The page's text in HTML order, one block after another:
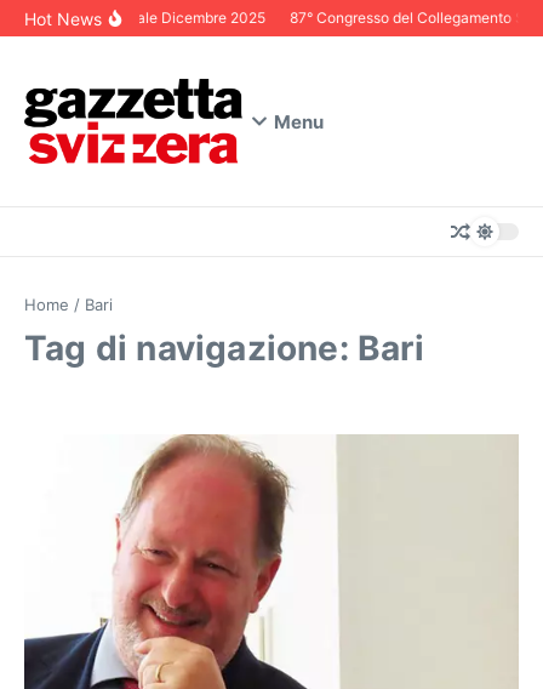
Salta al contenuto
Hot NewsEditoriale Dicembre 2025 87° Congresso del Collegamento
Menu
Home / Bari
Tag di navigazione: Bari